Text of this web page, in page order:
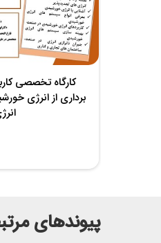
کارگاه تخصصی
برداری از انرژی
پیوندهای